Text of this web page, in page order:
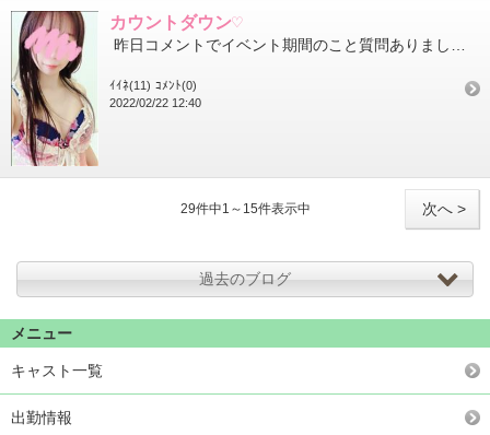
カウントダウン♡
ｲｲﾈ(11) ｺﾒﾝﾄ(0)
2022/02/22 12:40
次へ >
29件中1～15件表示中
過去のブログ
メニュー
キャスト一覧
出勤情報